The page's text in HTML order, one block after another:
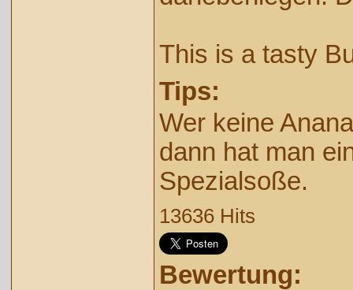
This is a tasty
Tips:
Wer keine
dann hat man
Spezialsoße.
13636 Hits
Bewertung: